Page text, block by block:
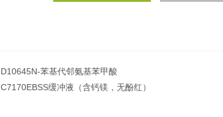
D10645N-苯基代邻氨基苯甲酸
C7170EBSS缓冲液（含钙镁，无酚红）